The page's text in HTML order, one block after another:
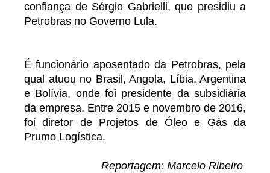
confiança de Sérgio Gabrielli, que presidiu a
Petrobras no Governo Lula.
É funcionário aposentado da Petrobras, pela
qual atuou no Brasil, Angola, Líbia, Argentina
e Bolívia, onde foi presidente da subsidiária
da empresa. Entre 2015 e novembro de 2016,
foi diretor de Projetos de Óleo e Gás da
Prumo Logística.
Reportagem: Marcelo Ribeiro